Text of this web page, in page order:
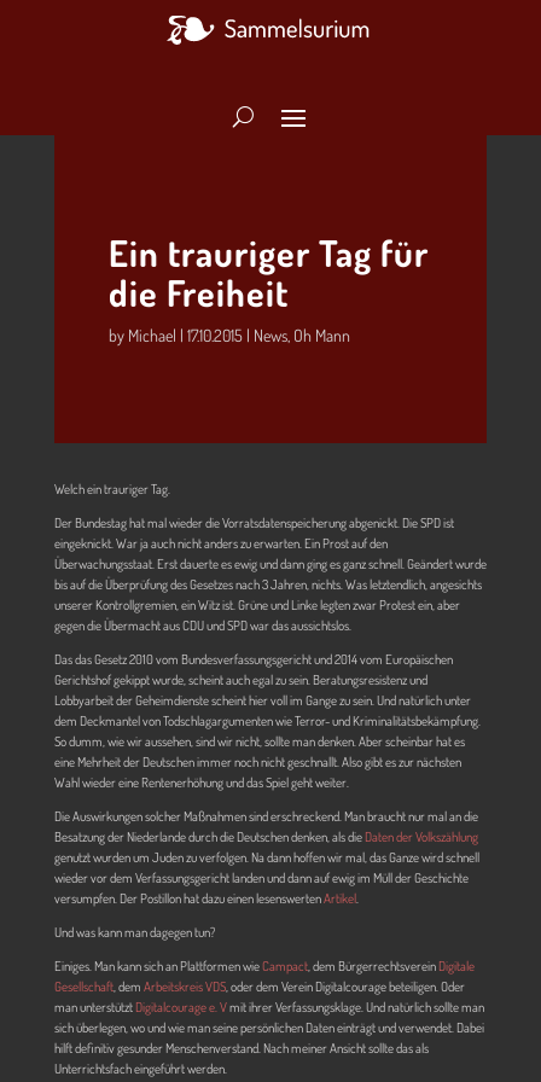
Ein trauriger Tag für
die Freiheit
by Michael | 17.10.2015| News, Oh Mann
Welch ein trauriger Tag.
Der Bundestag hat mal wieder die Vorratsdatenspeicherung abgenickt. Die SPD ist
eingeknickt. War ja auch nicht anders zu erwarten. Ein Prost auf den
Überwachungsstaat. Erst dauerte es ewig und dann ging es ganz schnell. Geändert wurde
bis auf die Überprüfung des Gesetzes nach 3 Jahren, nichts. Was letztendlich, angesichts
unserer Kontrollgremien, ein Witz ist. Grüne und Linke legten zwar Protest ein, aber
gegen die Übermacht aus CDU und SPD war das aussichtslos.
Das das Gesetz 2010 vom Bundesverfassungsgericht und 2014 vom Europäischen
Gerichtshof gekippt wurde, scheint auch egal zu sein. Beratungsresistenz und
Lobbyarbeit der Geheimdienste scheint hier voll im Gange zu sein. Und natürlich unter
dem Deckmantel von Todschlagargumenten wie Terror- und Kriminalitätsbekämpfung.
So dumm, wie wir aussehen, sind wir nicht, sollte man denken. Aber scheinbar hat es
eine Mehrheit der Deutschen immer noch nicht geschnallt. Also gibt es zur nächsten
Wahl wieder eine Rentenerhöhung und das Spiel geht weiter.
Die Auswirkungen solcher Maßnahmen sind erschreckend. Man braucht nur mal an die
Besatzung der Niederlande durch die Deutschen denken, als dieDaten der Volkszählung
genutzt wurden um Juden zu verfolgen. Na dann hoffen wir mal, das Ganze wird schnell
wieder vor dem Verfassungsgericht landen und dann auf ewig im Müll der Geschichte
versumpfen. Der Postillon hat dazu einen lesenswertenArtikel.
Und was kann man dagegen tun?
Einiges. Man kann sich an Plattformen wieCampact, dem BürgerrechtsvereinDigitale
Gesellschaft, dem Arbeitskreis VDS, oder dem Verein Digitalcourage beteiligen. Oder
man unterstütztDigitalcourage e. Vmit ihrer Verfassungsklage. Und natürlich sollte man
sich überlegen, wo und wie man seine persönlichen Daten einträgt und verwendet. Dabei
hilft definitiv gesunder Menschenverstand. Nach meiner Ansicht sollte das als
Unterrichtsfach eingeführt werden.